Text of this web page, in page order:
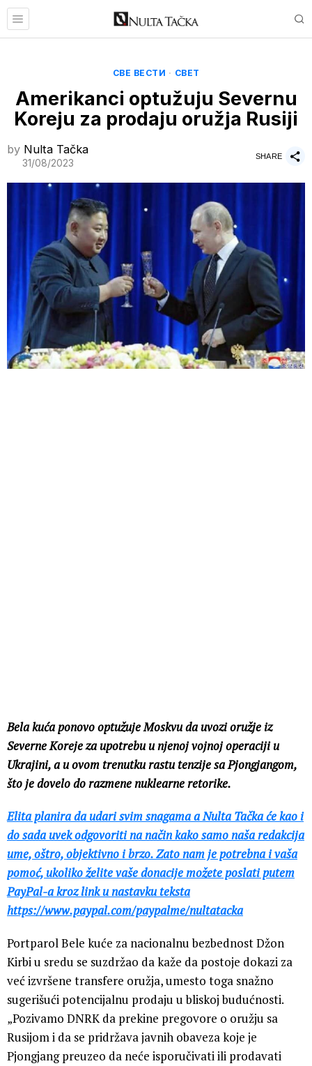
СВЕ ВЕСТИ · СВЕТ
Amerikanci optužuju Severnu
Koreju za prodaju oružja Rusiji
by Nulta Tačka
31/08/2023
SHARE
Bela kuća ponovo optužuje Moskvu da uvozi oružje iz
Severne Koreje za upotrebu u njenoj vojnoj operaciji u
Ukrajini, a u ovom trenutku rastu tenzije sa Pjongjangom,
što je dovelo do razmene nuklearne retorike.
Elita planira da udari svim snagama a Nulta Tačka će kao i
do sada uvek odgovoriti na način kako samo naša redakcija
ume, oštro, objektivno i brzo. Zato nam je potrebna i vaša
pomoć, ukoliko želite vaše donacije možete poslati putem
PayPal-a kroz link u nastavku teksta
https://www.paypal.com/paypalme/nultatacka
Portparol Bele kuće za nacionalnu bezbednost Džon
Kirbi u sredu se suzdržao da kaže da postoje dokazi za
već izvršene transfere oružja, umesto toga snažno
sugerišući potencijalnu prodaju u bliskoj budućnosti.
„Pozivamo DNRK da prekine pregovore o oružju sa
Rusijom i da se pridržava javnih obaveza koje je
Pjongjang preuzeo da neće isporučivati ili prodavati